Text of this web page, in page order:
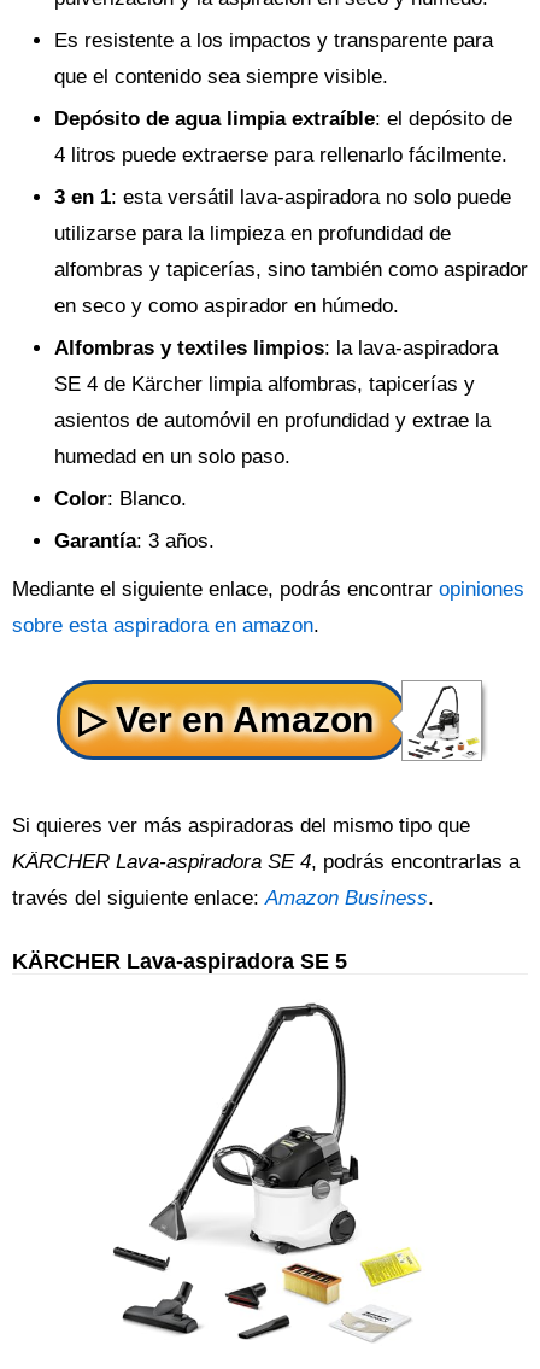
Es resistente a los impactos y transparente para
que el contenido sea siempre visible.
Depósito de agua limpia extraíble: el depósito de
4 litros puede extraerse para rellenarlo fácilmente.
3 en 1: esta versátil lava-aspiradora no solo puede
utilizarse para la limpieza en profundidad de
alfombras y tapicerías, sino también como aspirador
en seco y como aspirador en húmedo.
Alfombras y textiles limpios: la lava-aspiradora
SE 4 de Kärcher limpia alfombras, tapicerías y
asientos de automóvil en profundidad y extrae la
humedad en un solo paso.
Color: Blanco.
Garantía: 3 años.
Mediante el siguiente enlace, podrás encontrar opiniones
sobre esta aspiradora en amazon.
Si quieres ver más aspiradoras del mismo tipo que
KÄRCHER Lava-aspiradora SE 4, podrás encontrarlas a
través del siguiente enlace:Amazon Business.
KÄRCHER Lava-aspiradora SE 5